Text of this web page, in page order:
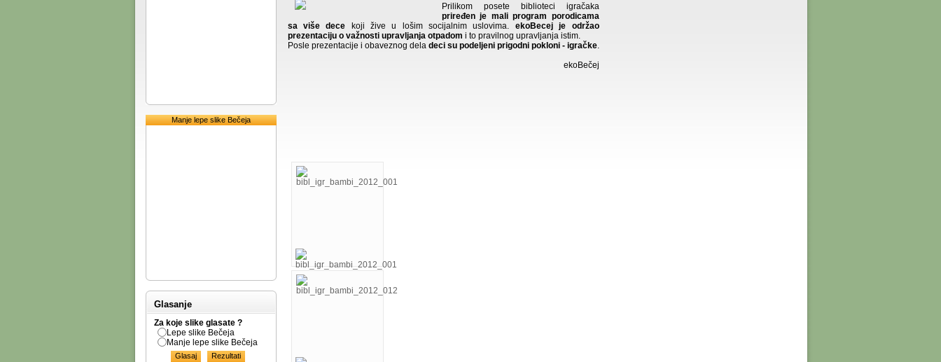
Manje lepe slike Bečeja
Glasanje
Za koje slike glasate ?
Lepe slike Bečeja
Manje lepe slike Bečeja
Prilikom posete biblioteci igračaka
priređen je mali program porodicama
sa više dece koji žive u lošim socijalnim uslovima. ekoBecej je održao
prezentaciju o važnosti upravljanja otpadom i to pravilnog upravljanja istim.
Posle prezentacije i obaveznog dela deci su podeljeni prigodni pokloni - igračke.
ekoBečej